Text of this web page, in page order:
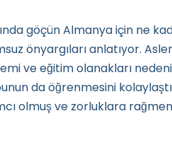
göçün Almanya için ne
önyargıları anlatıyor.
ve eğitim olanakları
da öğrenmesini
olmuş ve zorluklara